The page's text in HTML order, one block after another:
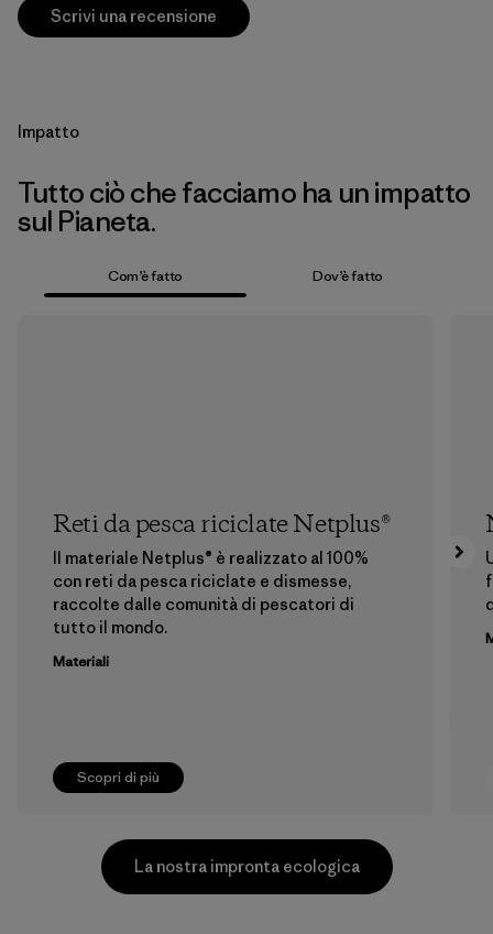
Scrivi una recensione
Impatto
Tutto ciò che facciamo ha un impatto
sul Pianeta.
Com’è fatto Dov’è fatto
Scopri di più
Reti da pesca riciclate Netplus®
Il materiale Netplus® è realizzato al 100%
con reti da pesca riciclate e dismesse,
raccolte dalle comunità di pescatori di
tutto il mondo.
Materiali
La nostra impronta ecologica